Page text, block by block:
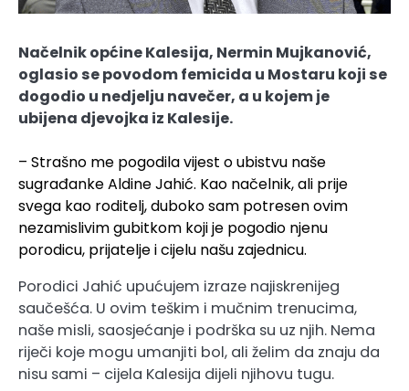
Načelnik općine Kalesija, Nermin Mujkanović,
oglasio se povodom femicida u Mostaru koji se
dogodio u nedjelju navečer, a u kojem je
ubijena djevojka iz Kalesije.
– Strašno me pogodila vijest o ubistvu naše
sugrađanke Aldine Jahić. Kao načelnik, ali prije
svega kao roditelj, duboko sam potresen ovim
nezamislivim gubitkom koji je pogodio njenu
porodicu, prijatelje i cijelu našu zajednicu.
Porodici Jahić upućujem izraze najiskrenijeg
saučešća. U ovim teškim i mučnim trenucima,
naše misli, saosjećanje i podrška su uz njih. Nema
riječi koje mogu umanjiti bol, ali želim da znaju da
nisu sami – cijela Kalesija dijeli njihovu tugu.